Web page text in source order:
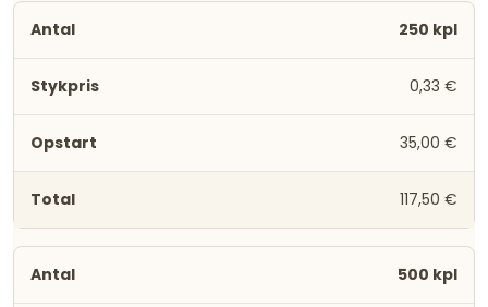
250 kpl
0,33 €
35,00 €
117,50 €
500 kpl